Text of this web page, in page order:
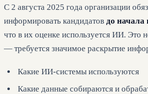
С 2 августа 2025 года организации
информировать кандидатов до начала
что в их оценке используется ИИ. Это
— требуется значимое раскрытие
Какие ИИ-системы используются
Какие данные собираются и